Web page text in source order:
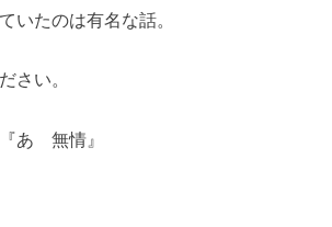
いたのは有名な話。
さい。
あゝ無情』